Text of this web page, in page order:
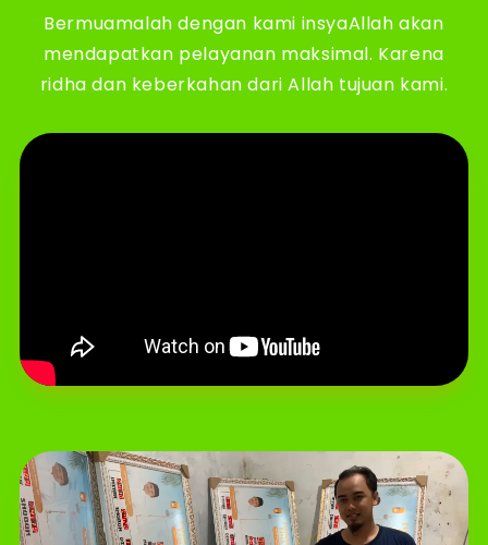
Bermuamalah dengan kami insyaAllah akan
mendapatkan pelayanan maksimal. Karena
ridha dan keberkahan dari Allah tujuan kami.